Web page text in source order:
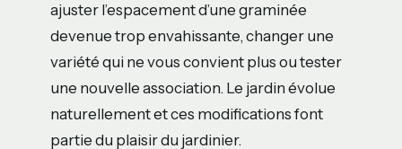
ajuster l’espacement d’une graminée
devenue trop envahissante, changer une
variété qui ne vous convient plus ou tester
une nouvelle association. Le jardin évolue
naturellement et ces modifications font
partie du plaisir du jardinier.